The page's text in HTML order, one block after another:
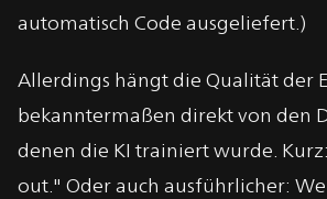
automatisch Code ausgeliefert.)
Allerdings hängt die Qualität der
bekanntermaßen direkt von den
denen die KI trainiert wurde.
out." Oder auch ausführlicher: